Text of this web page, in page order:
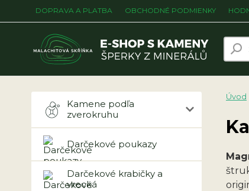
DOPRAVA A PLATBA OBCHODNÉ PODMIENKY
Kamene podľa
zverokruhu
Darčekové poukazy
Darčekové krabičky a
vrecká
Úvod